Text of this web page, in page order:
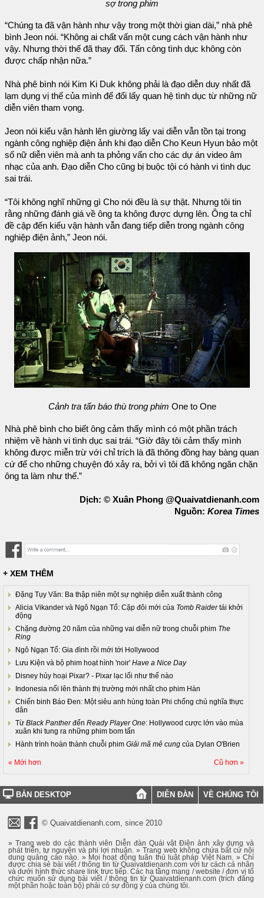
sợ trong phim
“Chúng ta đã vận hành như vậy trong một thời gian dài,” nhà phê
bình Jeon nói. “Không ai chất vấn một cung cách vận hành như
vậy. Nhưng thời thế đã thay đổi. Tấn công tình dục không còn
được chấp nhận nữa.”
Nhà phê bình nói Kim Ki Duk không phải là đạo diễn duy nhất đã
lạm dụng vị thế của mình để đổi lấy quan hệ tình dục từ những nữ
diễn viên tham vọng.
Jeon nói kiểu vận hành lên giường lấy vai diễn vẫn tồn tại trong
ngành công nghiệp điện ảnh khi đạo diễn Cho Keun Hyun bảo một
số nữ diễn viên mà anh ta phỏng vấn cho các dự án video âm
nhạc của anh. Đạo diễn Cho cũng bị buộc tội có hành vi tình dục
sai trái.
“Tôi không nghĩ những gì Cho nói đều là sự thật. Nhưng tôi tin
rằng những đánh giá về ông ta không được dựng lên. Ông ta chỉ
đề cập đến kiểu vận hành vẫn đang tiếp diễn trong ngành công
nghiệp điện ảnh,” Jeon nói.
Cảnh tra tấn báo thù trong phim One to One
Nhà phê bình cho biết ông cảm thấy mình có một phần trách
nhiệm về hành vi tình dục sai trái. “Giờ đây tôi cảm thấy mình
không được miễn trừ với chỉ trích là đã thông đồng hay bàng quan
cứ để cho những chuyện đó xảy ra, bởi vì tôi đã không ngăn chặn
ông ta làm như thế.”
Dịch: © Xuân Phong @Quaivatdienanh.com
Nguồn: Korea Times
+ XEM THÊM
Đặng Tụy Văn: Ba thập niên một sự nghiệp diễn xuất thành công
Alicia Vikander và Ngô Ngạn Tổ: Cặp đôi mới của Tomb Raidertái khởi
động
Chặng đường 20 năm của những vai diễn nữ trong chuỗi phim The
Ring
Ngô Ngạn Tổ: Gia đình rồi mới tới Hollywood
Lưu Kiện và bộ phim hoạt hình 'noir' Have a Nice Day
Disney hủy hoại Pixar? - Pixar lạc lối như thế nào
Indonesia nổi lên thành thị trường mới nhất cho phim Hàn
Chiến binh Báo Đen: Một siêu anh hùng toàn Phi chống chủ nghĩa thực
dân
Từ Black Pantherđến Ready Player One: Hollywood cược lớn vào mùa
xuân khi tung ra những phim bom tấn
Hành trình hoàn thành chuỗi phim Giải mã mê cung của Dylan O'Brien
« Mới hơn Cũ hơn »
BẢN DESKTOP DIỄN ĐÀN VỀ CHÚNG TÔI
© Quaivatdienanh.com, since 2010
» Trang web do các thành viên Diễn đàn Quái vật Điện ảnh xây dựng và
phát triển, tự nguyện và phi lợi nhuận. » Trang web không chứa bất cứ nội
dung quảng cáo nào. » Mọi hoạt động tuân thủ luật pháp Việt Nam. » Chỉ
được chia sẻ bài viết / thông tin từ Quaivatdienanh.com với tư cách cá nhân
và dưới hình thức share link trực tiếp. Các hạ tầng mạng / website / đơn vị tổ
chức muốn sử dụng bài viết / thông tin từ Quaivatdienanh.com (trích đăng
một phần hoặc toàn bộ) phải có sự đồng ý của chúng tôi.